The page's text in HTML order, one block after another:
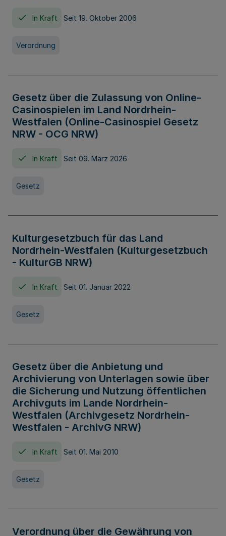
In Kraft Seit 19. Oktober 2006
Verordnung
Gesetz über die Zulassung von Online-
Casinospielen im Land Nordrhein-
Westfalen (Online-Casinospiel Gesetz
NRW - OCG NRW)
In Kraft Seit 09. März 2026
Gesetz
Kulturgesetzbuch für das Land
Nordrhein-Westfalen (Kulturgesetzbuch
- KulturGB NRW)
In Kraft Seit 01. Januar 2022
Gesetz
Gesetz über die Anbietung und
Archivierung von Unterlagen sowie über
die Sicherung und Nutzung öffentlichen
Archivguts im Lande Nordrhein-
Westfalen (Archivgesetz Nordrhein-
Westfalen - ArchivG NRW)
In Kraft Seit 01. Mai 2010
Gesetz
Verordnung über die Gewährung von